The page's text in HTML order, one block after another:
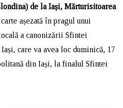
de la Iași, Mărturisitoarea
așezată în pragul unui
a canonizării Sfintei
care va avea loc duminică, 17
din Iași, la finalul Sfintei